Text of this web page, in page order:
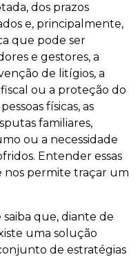
dos prazos
e, principalmente,
que pode ser
e gestores, a
de litígios, a
ou a proteção do
físicas, as
familiares,
ou a necessidade
Entender essas
nos permite traçar um
que, diante de
uma solução
de estratégias